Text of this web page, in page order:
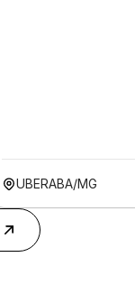
UBERABA/MG